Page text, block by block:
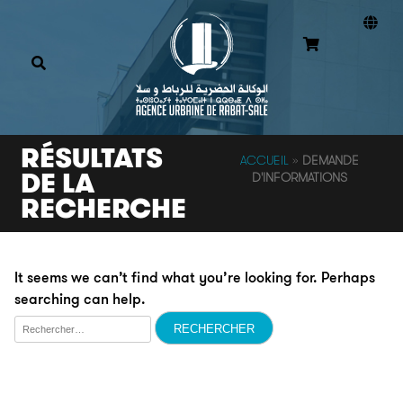
RÉSULTATS
DE LA
RECHERCHE
ACCUEIL» DEMANDE
D'INFORMATIONS
It seems we can’t find what you’re looking for. Perhaps
searching can help.
Rechercher :